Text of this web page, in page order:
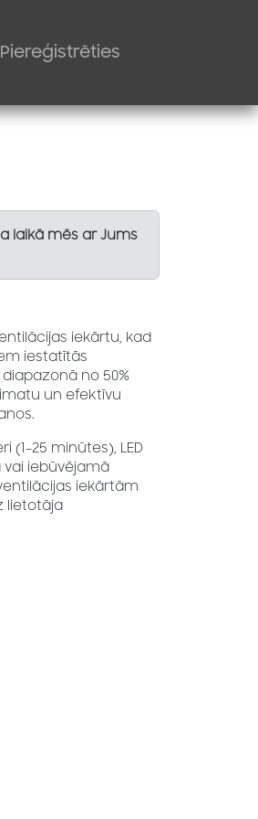
Piereģistrēties
laikā mēs ar Jums
iekārtu, kad
iestatītās
no 50%
un efektīvu
minūtes), LED
iebūvējamā
iekārtām
lietotāja